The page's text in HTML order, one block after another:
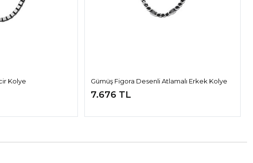
Kolye Gümüş Figora Desenli Atlamalı Erkek Kolye
7.676 TL